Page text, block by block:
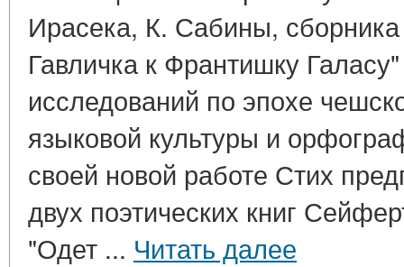
Ирасека, К. Сабины,
Гавличка к Франтишку
исследований по эпохе
языковой культуры и
своей новой работе Стих
двух поэтических книг
"Одет ... Читать далее